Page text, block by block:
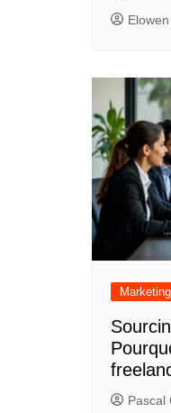
Marketing
Pascal